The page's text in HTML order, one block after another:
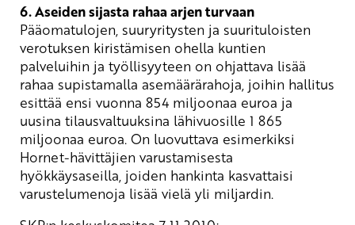
6. Aseiden sijasta rahaa arjen turvaan
Pääomatulojen, suuryritysten ja suurituloisten
verotuksen kiristämisen ohella kuntien
palveluihin ja työllisyyteen on ohjattava lisää
rahaa supistamalla asemäärärahoja, joihin hallitus
esittää ensi vuonna 854 miljoonaa euroa ja
uusina tilausvaltuuksina lähivuosille 1 865
miljoonaa euroa. On luovuttava esimerkiksi
Hornet-hävittäjien varustamisesta
hyökkäysaseilla, joiden hankinta kasvattaisi
varustelumenoja lisää vielä yli miljardin.